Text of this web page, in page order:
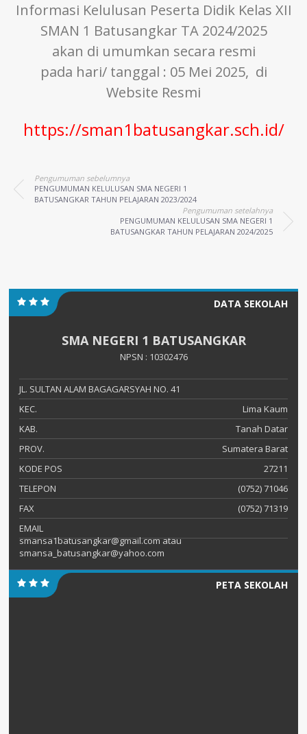
Informasi Kelulusan Peserta Didik Kelas XII
SMAN 1 Batusangkar TA 2024/2025
akan di umumkan secara resmi
pada hari/ tanggal : 05 Mei 2025, di
Website Resmi
https://sman1batusangkar.sch.id/
Pengumuman sebelumnya
PENGUMUMAN KELULUSAN SMA NEGERI 1
BATUSANGKAR TAHUN PELAJARAN 2023/2024
Pengumuman setelahnya
PENGUMUMAN KELULUSAN SMA NEGERI 1
BATUSANGKAR TAHUN PELAJARAN 2024/2025
DATA SEKOLAH
SMA NEGERI 1 BATUSANGKAR
NPSN : 10302476
JL. SULTAN ALAM BAGAGARSYAH NO. 41
KEC.
Lima Kaum
KAB.
Tanah Datar
PROV.
Sumatera Barat
KODE POS
27211
TELEPON
(0752) 71046
FAX
(0752) 71319
EMAIL
smansa1batusangkar@gmail.com atau
smansa_batusangkar@yahoo.com
PETA SEKOLAH